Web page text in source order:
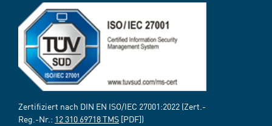
Zertifiziert nach DIN EN ISO/IEC 27001:2022 (Zert.-
Reg.-Nr.: 12 310 69718 TMS [PDF])